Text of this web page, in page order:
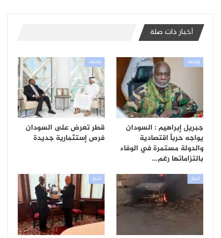
أخبار ذات صلة
إقتصاد
جبريل إبراهيم : السودان
يواجه حرباً اقتصادية
والدولة مستمرة في الوفاء
بالتزاماتها رغم…
إقتصاد
قطر تعرض على السودان
فرص إستثمارية جديدة
أخبار أخبار